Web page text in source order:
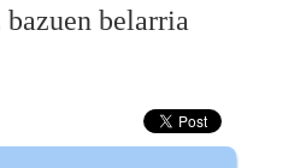
belarria